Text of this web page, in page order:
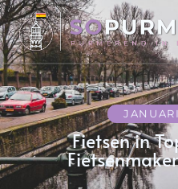
Fietsen in